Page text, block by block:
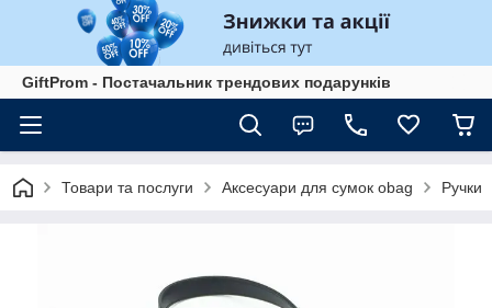
GiftProm - Постачальник трендових подарунків
Товари та послуги Аксесуари для сумок obag Ручки